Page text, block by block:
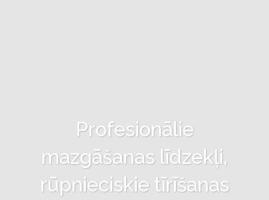
Profesionālie
mazgāšanas līdzekļi,
rūpnieciskie tīrīšanas